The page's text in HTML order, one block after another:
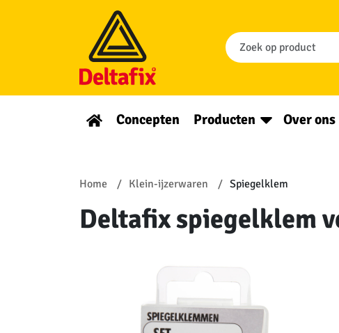
Concepten Producten Over ons
Home Klein-ijzerwaren Spiegelklem
Deltafix spiegelklem